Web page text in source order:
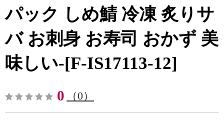
パック しめ鯖 冷凍 炙りサ
バ お刺身 お寿司 おかず 美
味しい-[F-IS17113-12]
0 （0）